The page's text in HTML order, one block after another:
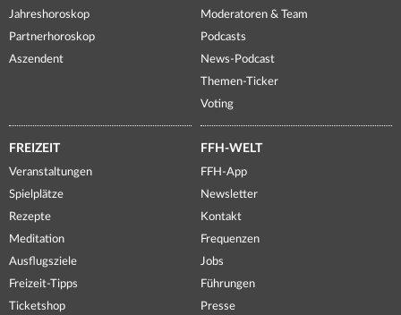
Jahreshoroskop
Partnerhoroskop
Aszendent
Moderatoren & Team
Podcasts
News-Podcast
Themen-Ticker
Voting
FREIZEIT
Veranstaltungen
Spielplätze
Rezepte
Meditation
Ausflugsziele
Freizeit-Tipps
Ticketshop
FFH-WELT
FFH-App
Newsletter
Kontakt
Frequenzen
Jobs
Führungen
Presse